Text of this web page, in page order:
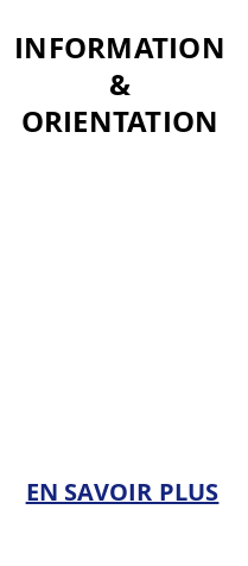
INFORMATION
&
ORIENTATION
EN SAVOIR PLUS​